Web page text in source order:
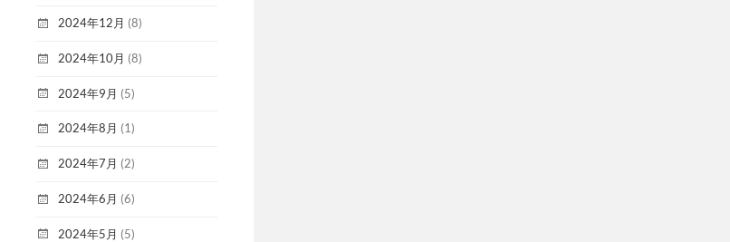
2024年12月 (8)
2024年10月 (8)
2024年9月 (5)
2024年8月 (1)
2024年7月 (2)
2024年6月 (6)
2024年5月 (5)